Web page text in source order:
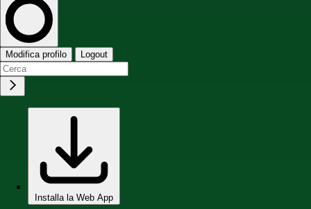
Modifica profilo Logout
Installa la Web App